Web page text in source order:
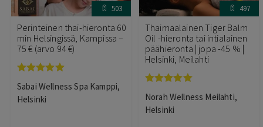
503
Perinteinen thai-hieronta 60
min Helsingissä, Kampissa –
75 € (arvo 94 €)
tuotteesta:
5.00/ 5
Sabai Wellness Spa Kamppi,
Helsinki
497
Thaimaalainen Tiger Balm
Oil -hieronta tai intialainen
päähieronta | jopa -45 % |
Helsinki, Meilahti
tuotteesta:
5.00/ 5
Norah Wellness Meilahti,
Helsinki